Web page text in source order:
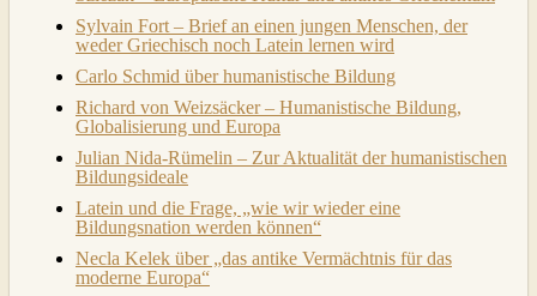
Sylvain Fort – Brief an einen jungen Menschen, der
weder Griechisch noch Latein lernen wird
Carlo Schmid über humanistische Bildung
Richard von Weizsäcker – Humanistische Bildung,
Globalisierung und Europa
Julian Nida-Rümelin – Zur Aktualität der humanistischen
Bildungsideale
Latein und die Frage, „wie wir wieder eine
Bildungsnation werden können“
Necla Kelek über „das antike Vermächtnis für das
moderne Europa“